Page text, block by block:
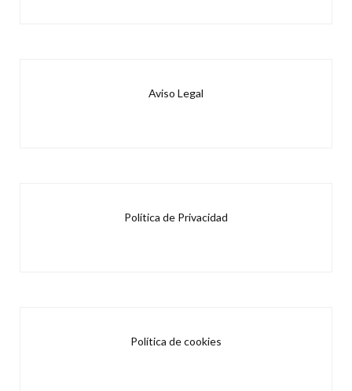
Aviso Legal
Política de Privacidad
Política de cookies